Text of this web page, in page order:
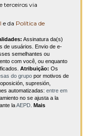
terceiros via
e da Política de
Assinatura da(s)
de usuários. Envio de e-
semelhantes ou
com você, ou enquanto
Atribuição: Os
do grupo por motivos de
supresión,
automatizadas: entre em
no se ajusta a la
laAEPD Mais